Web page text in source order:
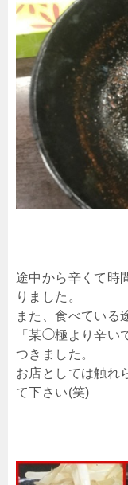
途中から辛くて時
りました。
また、食べている
「某◯極より辛い
つきました。
お店としては触れ
て下さい(笑)